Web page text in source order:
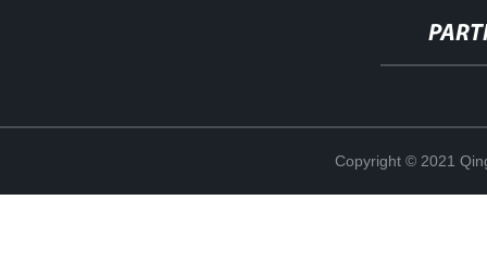
Copyright © 2021